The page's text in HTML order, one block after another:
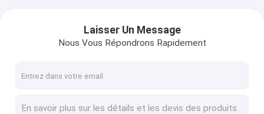
Fil creusé par flux de soudure à l'arc électrique
Fil de soudure à l'arc électrique submergée
Laisser Un Message
Nous Vous Répondrons Rapidement